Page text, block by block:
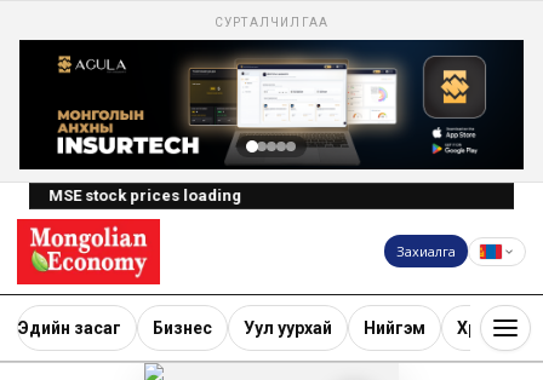
СУРТАЛЧИЛГАА
MSE stock prices loading
Захиалга
Эдийн засаг Бизнес Уул уурхай Нийгэм Хөрөнгө